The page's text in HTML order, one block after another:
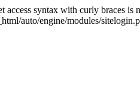
access syntax with curly braces is
auto/engine/modules/